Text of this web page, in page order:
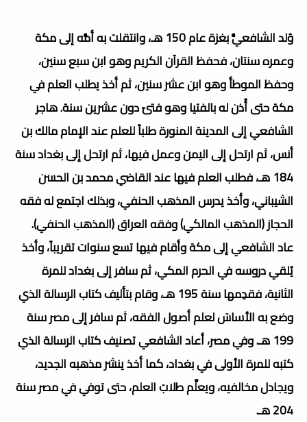
وُلد الشافعيُّ بغزة عام 150 هـ، وانتقلت به أمُّه إلى مكة
وعمره سنتان، فحفظ القرآن الكريم وهو ابن سبع سنين،
وحفظ الموطأ وهو ابن عشر سنين، ثم أخذ يطلب العلم في
مكة حتى أُذن له بالفتيا وهو فتىً دون عشرين سنة. هاجر
الشافعي إلى المدينة المنورة طلباً للعلم عند الإمام مالك بن
أنس، ثم ارتحل إلى اليمن وعمل فيها، ثم ارتحل إلى بغداد سنة
184 هـ، فطلب العلم فيها عند القاضي محمد بن الحسن
الشيباني، وأخذ يدرس المذهب الحنفي، وبذلك اجتمع له فقه
الحجاز (المذهب المالكي) وفقه العراق (المذهب الحنفي).
عاد الشافعي إلى مكة وأقام فيها تسع سنوات تقريباً، وأخذ
يُلقي دروسه في الحرم المكي، ثم سافر إلى بغداد للمرة
الثانية، فقدِمها سنة 195 هـ، وقام بتأليف كتاب الرسالة الذي
وضع به الأساسَ لعلم أصول الفقه، ثم سافر إلى مصر سنة
199 هـ. وفي مصر، أعاد الشافعي تصنيف كتاب الرسالة الذي
كتبه للمرة الأولى في بغداد، كما أخذ ينشر مذهبه الجديد،
ويجادل مخالفيه، ويعلِّم طلابَ العلم، حتى توفي في مصر سنة
204 هـ.